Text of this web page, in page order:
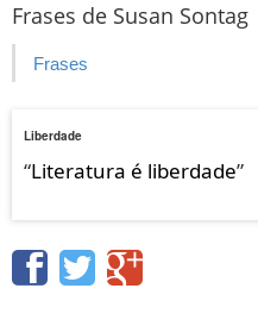
Frases de Susan Sontag
Frases
Liberdade
“Literatura é liberdade”